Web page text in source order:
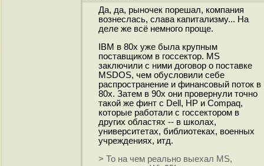
Да, да, рыночек порешал, компания
вознеслась, слава капитализму... На
деле же всё немного проще.
IBM в 80х уже была крупным
поставщиком в госсектор. MS
заключили с ними договор о поставке
MSDOS, чем обусловили себе
распространение и финансовый поток в
80х. Затем в 90х они провернули точно
такой же финт с Dell, HP и Compaq,
которые работали с госсектором в
других областях -- в школах,
университетах, библиотеках, военных
учреждениях, итд.
> То на чем реально выехал MS,